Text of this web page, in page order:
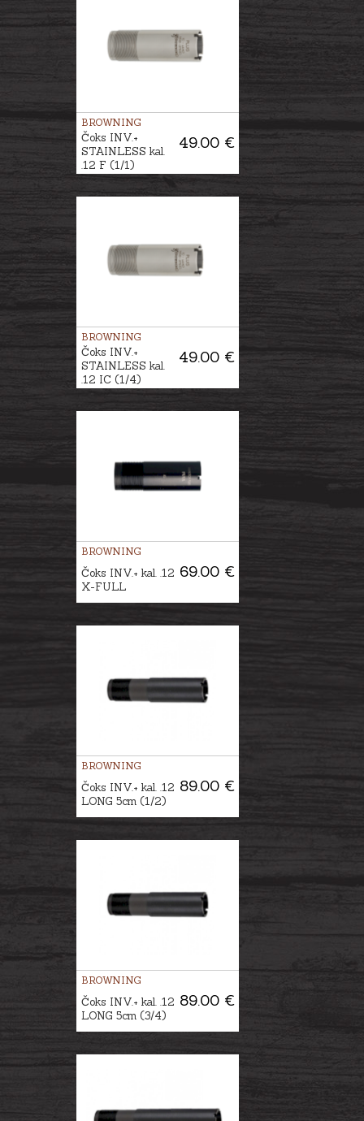
BROWNING
49.00 €
Čoks INV.+
STAINLESS kal.
.12 F (1/1)
BROWNING
49.00 €
Čoks INV.+
STAINLESS kal.
.12 IC (1/4)
BROWNING
69.00 €
Čoks INV.+ kal. .12
X-FULL
BROWNING
89.00 €
Čoks INV.+ kal. .12
LONG 5cm (1/2)
BROWNING
89.00 €
Čoks INV.+ kal. .12
LONG 5cm (3/4)